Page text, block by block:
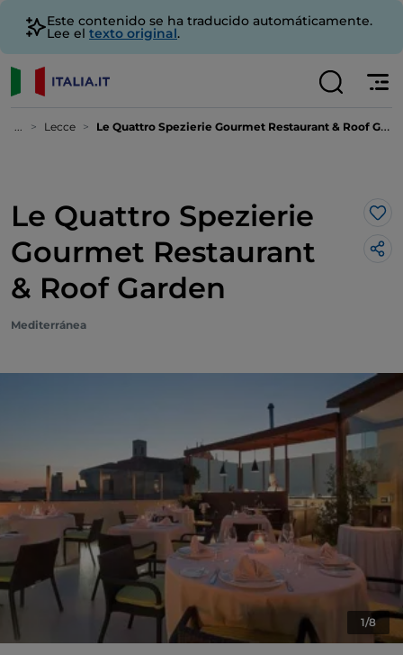
Este contenido se ha traducido automáticamente.
Lee el texto original.
... Lecce Le Quattro Spezierie Gourmet Restaurant & Roof Garden
Le Quattro Spezierie
Gourmet Restaurant
& Roof Garden
Me
Mediterránea
1/8